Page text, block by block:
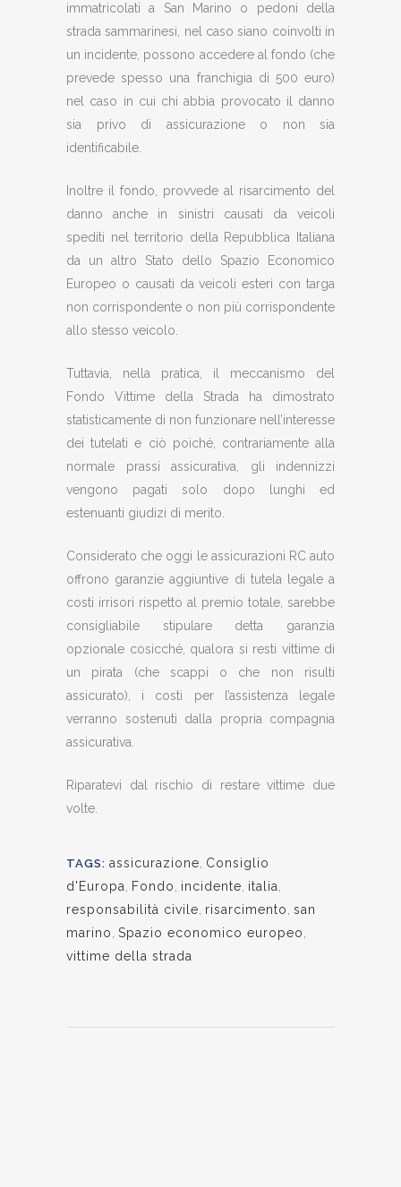
immatricolati a San Marino o pedoni della
strada sammarinesi, nel caso siano coinvolti in
un incidente, possono accedere al fondo (che
prevede spesso una franchigia di 500 euro)
nel caso in cui chi abbia provocato il danno
sia privo di assicurazione o non sia
identificabile.
Inoltre il fondo, provvede al risarcimento del
danno anche in sinistri causati da veicoli
spediti nel territorio della Repubblica Italiana
da un altro Stato dello Spazio Economico
Europeo o causati da veicoli esteri con targa
non corrispondente o non più corrispondente
allo stesso veicolo.
Tuttavia, nella pratica, il meccanismo del
Fondo Vittime della Strada ha dimostrato
statisticamente di non funzionare nell’interesse
dei tutelati e ciò poiché, contrariamente alla
normale prassi assicurativa, gli indennizzi
vengono pagati solo dopo lunghi ed
estenuanti giudizi di merito.
Considerato che oggi le assicurazioni RC auto
offrono garanzie aggiuntive di tutela legale a
costi irrisori rispetto al premio totale, sarebbe
consigliabile stipulare detta garanzia
opzionale cosicché, qualora si resti vittime di
un pirata (che scappi o che non risulti
assicurato), i costi per l’assistenza legale
verranno sostenuti dalla propria compagnia
assicurativa.
Riparatevi dal rischio di restare vittime due
volte.
TAGS: assicurazione Consiglio
d'Europa
Fondo incidente italia
responsabilità civile risarcimento san
marino Spazio economico europeo
vittime della strada